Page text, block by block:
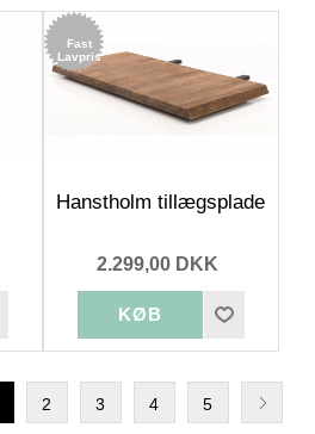
Fast
Lavpris
Hanstholm tillægsplade
2.299,00 DKK
2 3 4 5